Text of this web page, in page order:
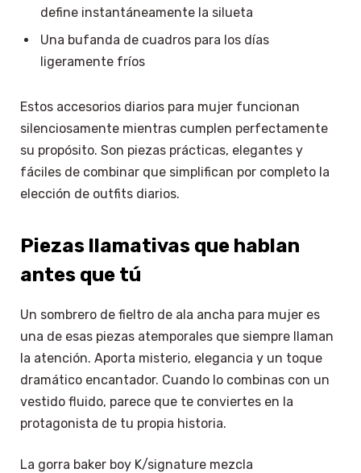
define instantáneamente la silueta
Una bufanda de cuadros para los días
ligeramente fríos
Estos accesorios diarios para mujer funcionan
silenciosamente mientras cumplen perfectamente
su propósito. Son piezas prácticas, elegantes y
fáciles de combinar que simplifican por completo la
elección de outfits diarios.
Piezas llamativas que hablan
antes que tú
Un sombrero de fieltro de ala ancha para mujer es
una de esas piezas atemporales que siempre llaman
la atención. Aporta misterio, elegancia y un toque
dramático encantador. Cuando lo combinas con un
vestido fluido, parece que te conviertes en la
protagonista de tu propia historia.
La gorra baker boy K/signature mezcla